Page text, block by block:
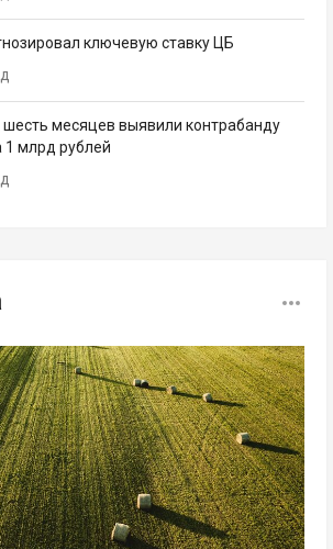
ключевую ставку ЦБ
месяцев выявили контрабанду
млрд рублей